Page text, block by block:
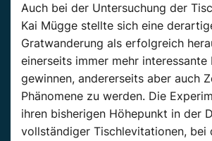
Auch bei der Untersuchung der
Kai Mügge stellte sich eine
Gratwanderung als erfolgreich
einerseits immer mehr interessante
gewinnen, andererseits aber auch
Phänomene zu werden. Die
ihren bisherigen Höhepunkt in der
vollständiger Tischlevitationen, bei